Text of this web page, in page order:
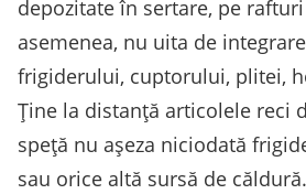
depozitate în sertare, pe
asemenea, nu uita de
frigiderului, cuptorului, plitei,
Ține la distanță articolele reci
speță nu așeza niciodată
sau orice altă sursă de căldură.